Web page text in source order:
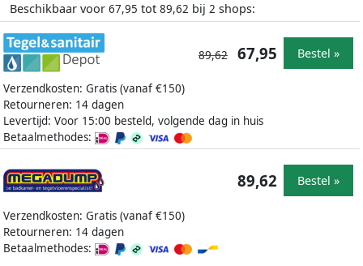
Beschikbaar voor 67,95 tot 89,62 bij 2 shops:
Verzendkosten: Gratis (vanaf €150)
Retourneren: 14 dagen
Levertijd: Voor 15:00 besteld, volgende dag in huis
Betaalmethodes:
89,62 67,95 Bestel »
Verzendkosten: Gratis (vanaf €150)
Retourneren: 14 dagen
Betaalmethodes:
89,62 Bestel »